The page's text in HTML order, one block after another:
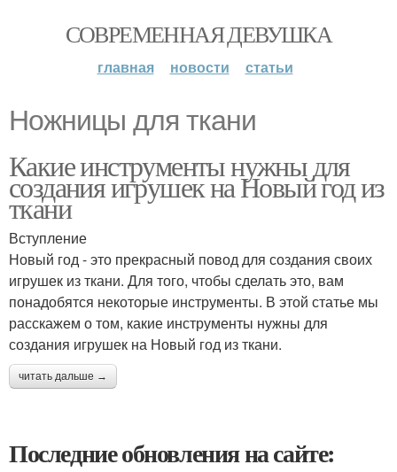
СОВРЕМЕННАЯ ДЕВУШКА
главная новости статьи
Ножницы для ткани
Какие инструменты нужны для
создания игрушек на Новый год из
ткани
Вступление
Новый год - это прекрасный повод для создания своих
игрушек из ткани. Для того, чтобы сделать это, вам
понадобятся некоторые инструменты. В этой статье мы
расскажем о том, какие инструменты нужны для
создания игрушек на Новый год из ткани.
читать дальше →
Последние обновления на сайте: